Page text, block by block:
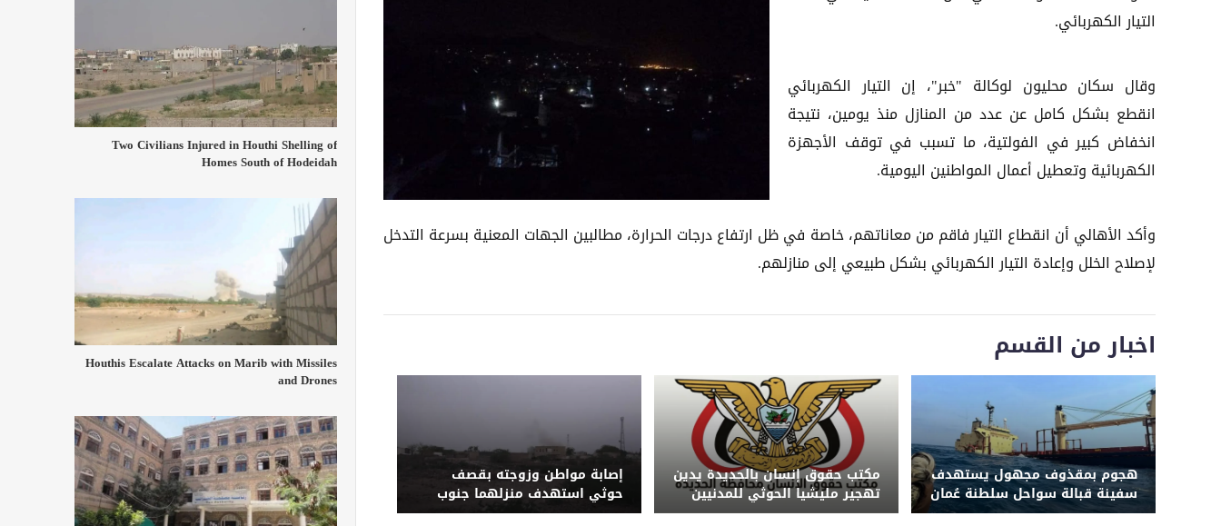
التيار الكهربائي.
وقال سكان محليون لوكالة "خبر"، إن التيار الكهربائي
انقطع بشكل كامل عن عدد من المنازل منذ يومين، نتيجة
انخفاض كبير في الفولتية، ما تسبب في توقف الأجهزة
الكهربائية وتعطيل أعمال المواطنين اليومية.
وأكد الأهالي أن انقطاع التيار فاقم من معاناتهم، خاصة في ظل ارتفاع درجات الحرارة، مطالبين الجهات المعنية بسرعة التدخل
لإصلاح الخلل وإعادة التيار الكهربائي بشكل طبيعي إلى منازلهم.
اخبار من القسم
هجوم بمقذوف مجهول يستهدف
سفينة قبالة سواحل سلطنة عُمان
مكتب حقوق إنسان بالحديدة يدين
تهجير مليشيا الحوثي للمدنيين
جنوب الجراحي وجبل راس
إصابة مواطن وزوجته بقصف
حوثي استهدف منزلهما جنوب
الحديدة
Two Civilians Injured in Houthi Shelling of
Homes South of Hodeidah
Houthis Escalate Attacks on Marib with Missiles
and Drones